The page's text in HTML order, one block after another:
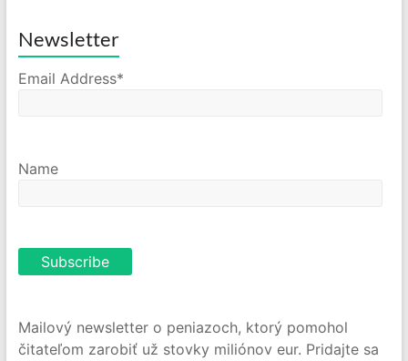
Newsletter
Email Address*
Name
Mailový newsletter o peniazoch, ktorý pomohol
čitateľom zarobiť už stovky miliónov eur. Pridajte sa